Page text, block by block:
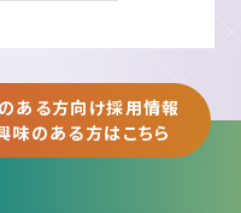
ある方向け採用情報
味のある方はこちら